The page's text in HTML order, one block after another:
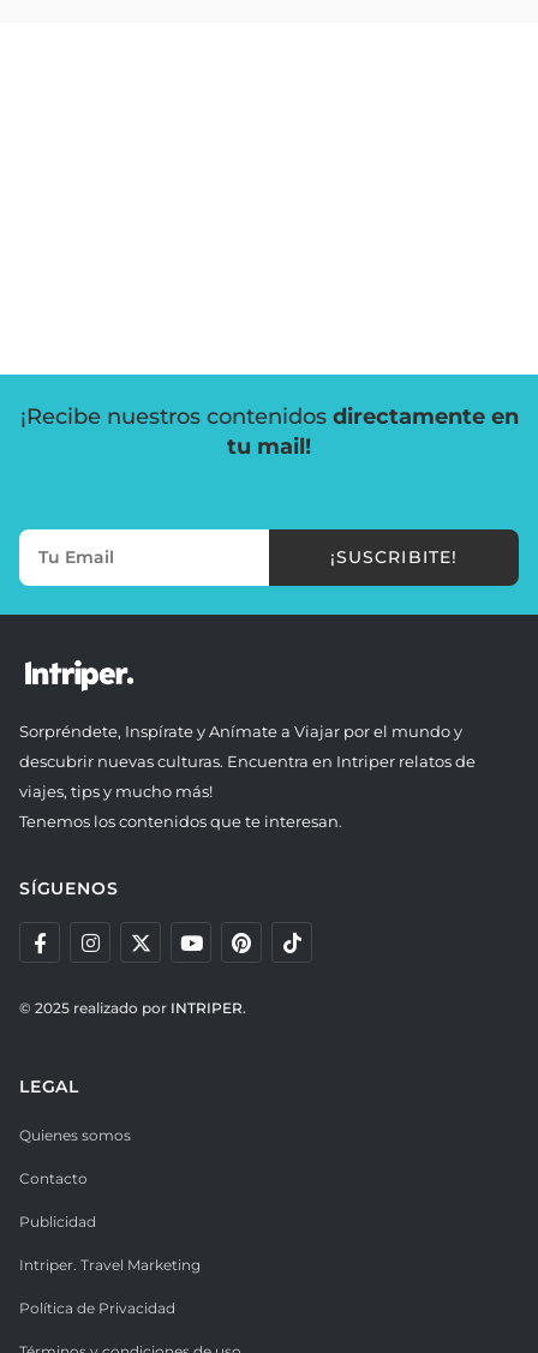
¡Recibe nuestros contenidos directamente en
tu mail!
¡SUSCRIBITE!
Sorpréndete, Inspírate y Anímate a Viajar por el mundo y
descubrir nuevas culturas. Encuentra en Intriper relatos de
viajes, tips y mucho más!
Tenemos los contenidos que te interesan.
SÍGUENOS
© 2025 realizado por INTRIPER.
LEGAL
Quienes somos
Contacto
Publicidad
Intriper. Travel Marketing
Política de Privacidad